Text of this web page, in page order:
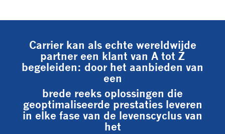
Carrier kan als echte wereldwijde
partner een klant van A tot Z
begeleiden: door het aanbieden van
een
brede reeks oplossingen die
geoptimaliseerde prestaties leveren
in elke fase van de levenscyclus van
het